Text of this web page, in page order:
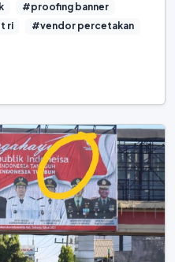
#proofing banner
ri #vendor percetakan